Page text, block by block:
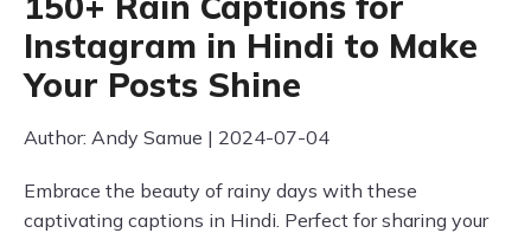
Instagram in Hindi to Make
Your Posts Shine
Author: Andy Samue | 2024-07-04
Embrace the beauty of rainy days with these
captivating captions in Hindi. Perfect for sharing your